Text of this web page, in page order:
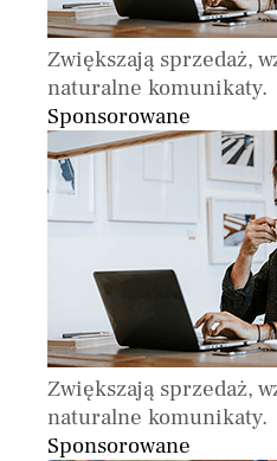
Zwiększają sprzedaż,
naturalne komunikaty.
Sponsorowane
Zwiększają sprzedaż,
naturalne komunikaty.
Sponsorowane